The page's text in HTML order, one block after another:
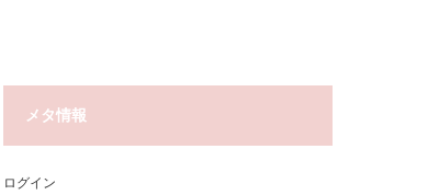
メタ情報
ログイン